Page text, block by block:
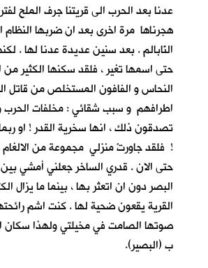
عدنا بعد الحرب الى قريتنا جرف الملح
هجرناها مرة اخرى بعد ان ضربها النظام
النّابالم . بعد سنين عديدة عدنا لها .
حتى اسمها تغير ، فلقد سكنها الكثير
النحاس و الفافون المستخلص من قاتل
اطرافهم و سبب شقائي : مخلفات الحرب و
تصدقون ذلك ، انها سخرية القدر ! او
! فلقد جاورتْ منزلي مجموعة من الالغام
حتى الان . قدري الساخر جعلني أمشي
البصر دون ان اتعثر بها ، بينما ما يزال
القرية يقعون ضحية لها . كنت اشم
صوتها الصامت في مخيلتي ولهذا سكان
ب (البصير).